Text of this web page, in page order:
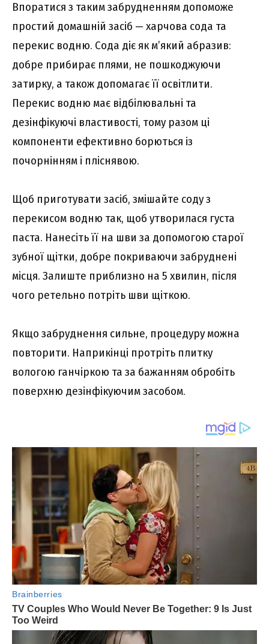
Впоратися з таким забрудненням допоможе
простий домашній засіб — харчова сода та
перекис водню. Сода діє як м’який абразив:
добре прибирає плями, не пошкоджуючи
затирку, а також допомагає її освітлити.
Перекис водню має відбілювальні та
дезінфікуючі властивості, тому разом ці
компоненти ефективно борються із
почорнінням і пліснявою.
Щоб приготувати засіб, змішайте соду з
перекисом водню так, щоб утворилася густа
паста. Нанесіть її на шви за допомогою старої
зубної щітки, добре покриваючи забруднені
місця. Залиште приблизно на 5 хвилин, після
чого ретельно потріть шви щіткою.
Якщо забруднення сильне, процедуру можна
повторити. Наприкінці протріть плитку
вологою ганчіркою та за бажанням обробіть
поверхню дезінфікуючим засобом.